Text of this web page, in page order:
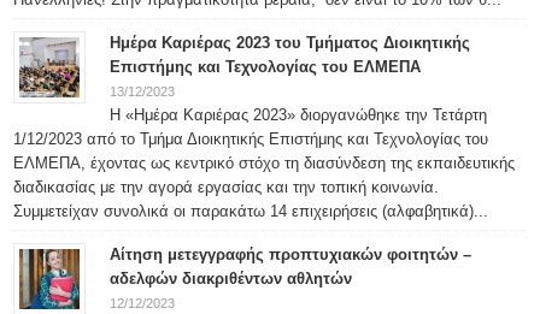
Ημέρα Καριέρας 2023 του Τμήματος Διοικητικής
Επιστήμης και Τεχνολογίας του ΕΛΜΕΠΑ
13/12/2023
Η «Ημέρα Καριέρας 2023» διοργανώθηκε την Τετάρτη
1/12/2023 από το Τμήμα Διοικητικής Επιστήμης και Τεχνολογίας του
ΕΛΜΕΠΑ, έχοντας ως κεντρικό στόχο τη διασύνδεση της εκπαιδευτικής
διαδικασίας με την αγορά εργασίας και την τοπική κοινωνία.
Συμμετείχαν συνολικά οι παρακάτω 14 επιχειρήσεις (αλφαβητικά)...
Αίτηση μετεγγραφής προπτυχιακών φοιτητών –
αδελφών διακριθέντων αθλητών
12/12/2023